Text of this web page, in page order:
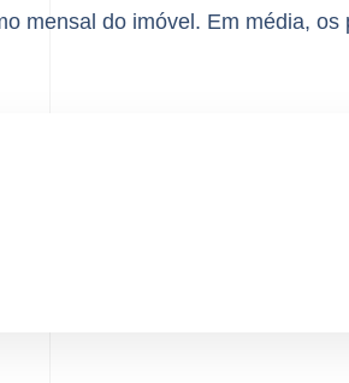
mensal do imóvel. Em média, os